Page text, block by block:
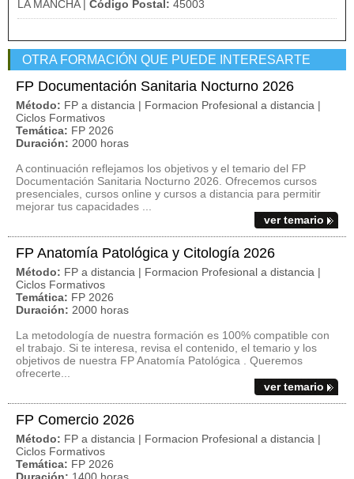
LA MANCHA | Código Postal: 45003
OTRA FORMACIÓN QUE PUEDE INTERESARTE
FP Documentación Sanitaria Nocturno 2026
Método: FP a distancia | Formacion Profesional a distancia |
Ciclos Formativos
Temática: FP 2026
Duración: 2000 horas
A continuación reflejamos los objetivos y el temario del FP
Documentación Sanitaria Nocturno 2026. Ofrecemos cursos
presenciales, cursos online y cursos a distancia para permitir
mejorar tus capacidades ...
ver temario
FP Anatomía Patológica y Citología 2026
Método: FP a distancia | Formacion Profesional a distancia |
Ciclos Formativos
Temática: FP 2026
Duración: 2000 horas
La metodología de nuestra formación es 100% compatible con
el trabajo. Si te interesa, revisa el contenido, el temario y los
objetivos de nuestra FP Anatomía Patológica . Queremos
ofrecerte...
ver temario
FP Comercio 2026
Método: FP a distancia | Formacion Profesional a distancia |
Ciclos Formativos
Temática: FP 2026